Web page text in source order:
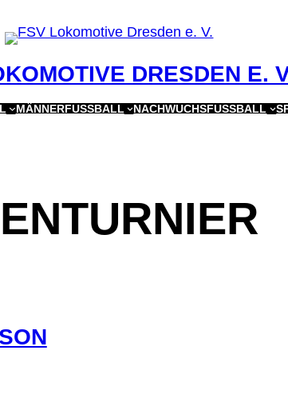
DRESDEN E.
MÄNNERFUSSBALL NACHWUCHSFUSSBALL